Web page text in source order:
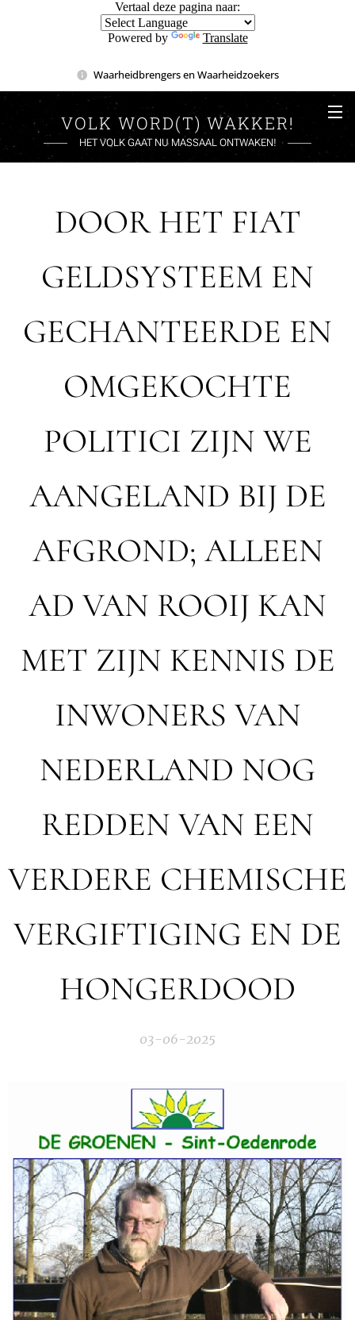
Vertaal deze pagina naar:
Powered by Translate
Waarheidbrengers en Waarheidzoekers
VOLK WORD(T) WAKKER!
HET VOLK GAAT NU MASSAAL ONTWAKEN!
DOOR HET FIAT
GELDSYSTEEM EN
GECHANTEERDE EN
OMGEKOCHTE
POLITICI ZIJN WE
AANGELAND BIJ DE
AFGROND; ALLEEN
AD VAN ROOIJ KAN
MET ZIJN KENNIS DE
INWONERS VAN
NEDERLAND NOG
REDDEN VAN EEN
VERDERE CHEMISCHE
VERGIFTIGING EN DE
HONGERDOOD
03-06-2025